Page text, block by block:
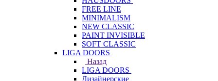
FREE LINE
MINIMALISM
NEW CLASSIC
PAINT INVISIBLE
SOFT CLASSIC
LIGA DOORS
Назад
LIGA DOORS
Дизайнерские